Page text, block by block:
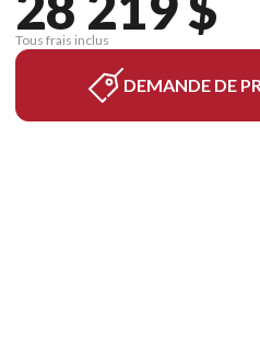
Tous frais inclus
DEMANDE DE